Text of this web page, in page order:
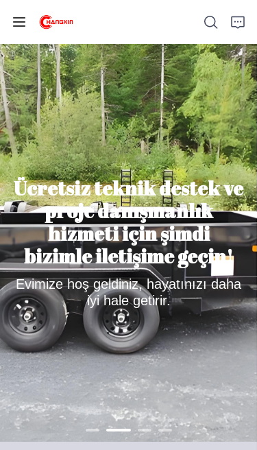
Ücretsiz teknik destek ve
proje danışmanlık
hizmeti için şimdi
bizimle iletişime geçin!
Evimize hoş geldiniz, hayatınızı daha
iyi hale getirir.
Ana Sayfa
Ürünler
Hakkımızda
Haberler
Destek